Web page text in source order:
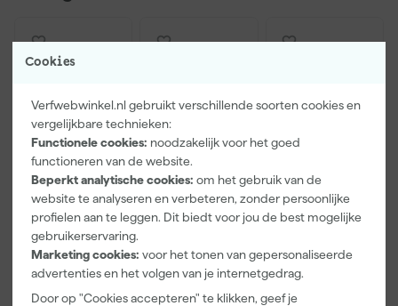
Cookies
Verfwebwinkel.nl gebruikt verschillende soorten cookies en
vergelijkbare technieken:
Functionele cookies: noodzakelijk voor het goed
functioneren van de website.
Beperkt analytische cookies: om het gebruik van de
website te analyseren en verbeteren, zonder persoonlijke
profielen aan te leggen. Dit biedt voor jou de best mogelijke
gebruikerservaring.
Marketing cookies: voor het tonen van gepersonaliseerde
advertenties en het volgen van je internetgedrag.
Door op "Cookies accepteren" te klikken, geef je
Paintura
Lucamax
Washi tape -
50mx24mm
Maandag
Farrow & Ball
F&B
r
Maandag
Go!Paint Roll
And Go
12cm Roller -
0,5L + 5
Inzetbakken
Maandag